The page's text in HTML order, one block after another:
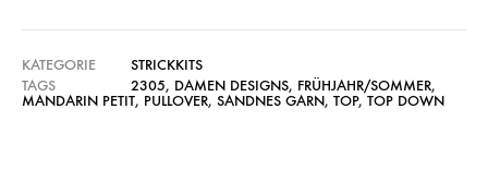
KATEGORIE
STRICKKITS
TAGS
2305, DAMEN DESIGNS, FRÜHJAHR/SOMMER,
MANDARIN PETIT, PULLOVER, SANDNES GARN, TOP, TOP DOWN